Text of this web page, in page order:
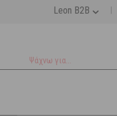
Leon B2B |